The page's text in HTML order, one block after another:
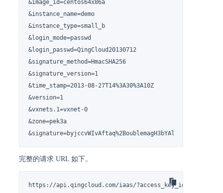
&image_id=centos64x86a
&instance_name=demo
&instance_type=small_b
&login_mode=passwd
&login_passwd=QingCloud20130712
&signature_method=HmacSHA256
&signature_version=1
&time_stamp=2013-08-27T14%3A30%3A10Z
&version=1
&vxnets.1=vxnet-0
&zone=pek3a
完整的请求 URL 如下。
https://api.qingcloud.com/iaas/